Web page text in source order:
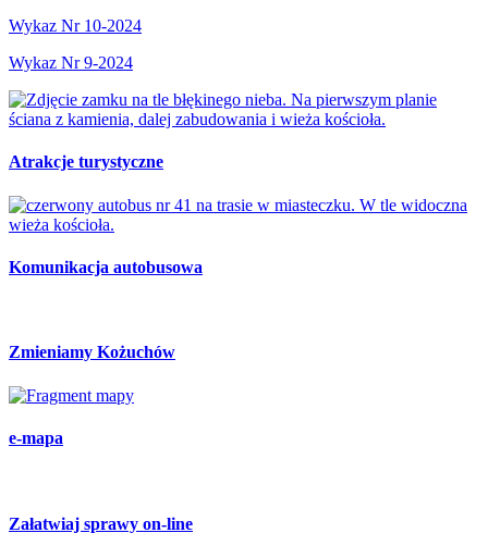
Wykaz Nr 10-2024
Wykaz Nr 9-2024
Atrakcje turystyczne
Komunikacja autobusowa
Zmieniamy Kożuchów
e-mapa
Załatwiaj sprawy on-line